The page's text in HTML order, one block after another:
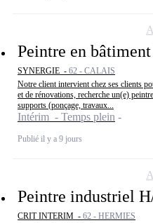
Peintre en
SYNERGIE - 62 - CALAIS
Notre client intervient chez ses clients
et de rénovations, recherche un(e)
supports (ponçage, travaux...
Intérim - Temps plein
Publié il y a 9 jours
Peintre industriel
CRIT INTERIM - 62 - HERMIES